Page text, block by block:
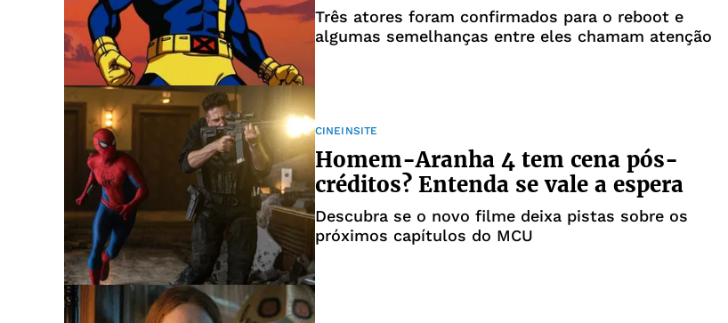
Três atores foram confirmados para o reboot e
algumas semelhanças entre eles chamam atenção
CINEINSITE
Homem-Aranha 4 tem cena pós-
créditos? Entenda se vale a espera
Descubra se o novo filme deixa pistas sobre os
próximos capítulos do MCU